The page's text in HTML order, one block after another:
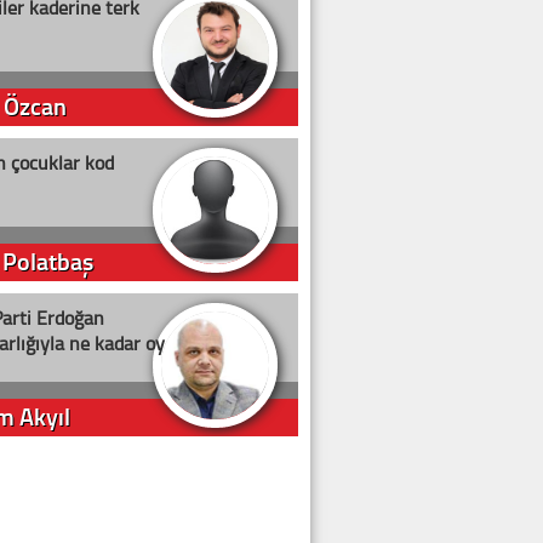
kaderine terk
çocuklar kod
Erdoğan
ne kadar oy
Akyıl